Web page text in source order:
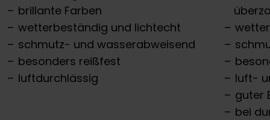
brillante Farben
wetterbeständig und lichtecht
schmutz- und wasserabweisend
besonders reißfest
luftdurchlässig
luft-
guter
bei